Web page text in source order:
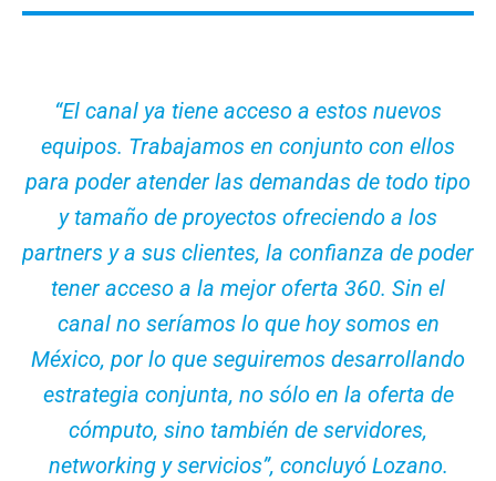
“El canal ya tiene acceso a estos nuevos
equipos. Trabajamos en conjunto con ellos
para poder atender las demandas de todo tipo
y tamaño de proyectos ofreciendo a los
partners y a sus clientes, la confianza de poder
tener acceso a la mejor oferta 360. Sin el
canal no seríamos lo que hoy somos en
México, por lo que seguiremos desarrollando
estrategia conjunta, no sólo en la oferta de
cómputo, sino también de servidores,
networking y servicios”, concluyó Lozano.